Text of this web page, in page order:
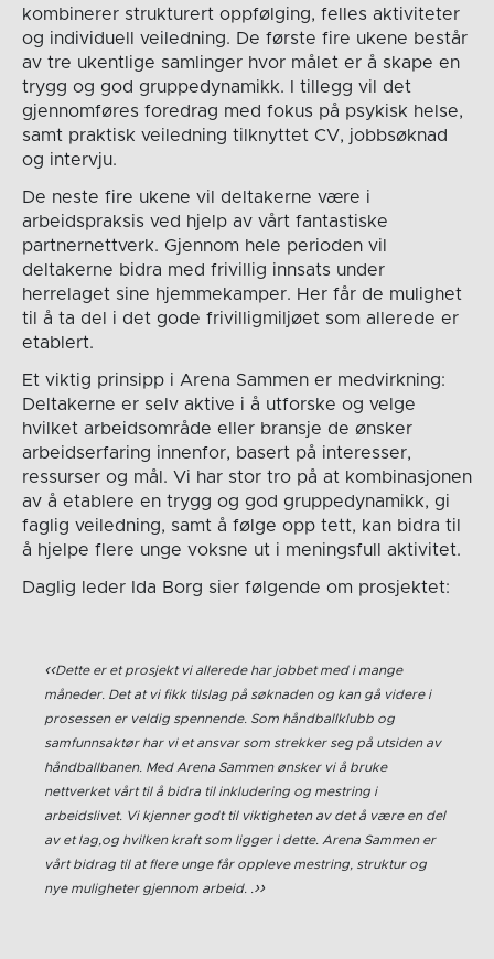
kombinerer strukturert oppfølging, felles aktiviteter
og individuell veiledning. De første fire ukene består
av tre ukentlige samlinger hvor målet er å skape en
trygg og god gruppedynamikk. I tillegg vil det
gjennomføres foredrag med fokus på psykisk helse,
samt praktisk veiledning tilknyttet CV, jobbsøknad
og intervju.
De neste fire ukene vil deltakerne være i
arbeidspraksis ved hjelp av vårt fantastiske
partnernettverk. Gjennom hele perioden vil
deltakerne bidra med frivillig innsats under
herrelaget sine hjemmekamper. Her får de mulighet
til å ta del i det gode frivilligmiljøet som allerede er
etablert.
Et viktig prinsipp i Arena Sammen er medvirkning:
Deltakerne er selv aktive i å utforske og velge
hvilket arbeidsområde eller bransje de ønsker
arbeidserfaring innenfor, basert på interesser,
ressurser og mål. Vi har stor tro på at kombinasjonen
av å etablere en trygg og god gruppedynamikk, gi
faglig veiledning, samt å følge opp tett, kan bidra til
å hjelpe flere unge voksne ut i meningsfull aktivitet.
Daglig leder Ida Borg sier følgende om prosjektet:
Dette er et prosjekt vi allerede har jobbet med i mange
måneder. Det at vi fikk tilslag på søknaden og kan gå videre i
prosessen er veldig spennende. Som håndballklubb og
samfunnsaktør har vi et ansvar som strekker seg på utsiden av
håndballbanen. Med Arena Sammen ønsker vi å bruke
nettverket vårt til å bidra til inkludering og mestring i
arbeidslivet. Vi kjenner godt til viktigheten av det å være en del
av et lag,og hvilken kraft som ligger i dette. Arena Sammen er
vårt bidrag til at flere unge får oppleve mestring, struktur og
nye muligheter gjennom arbeid. .